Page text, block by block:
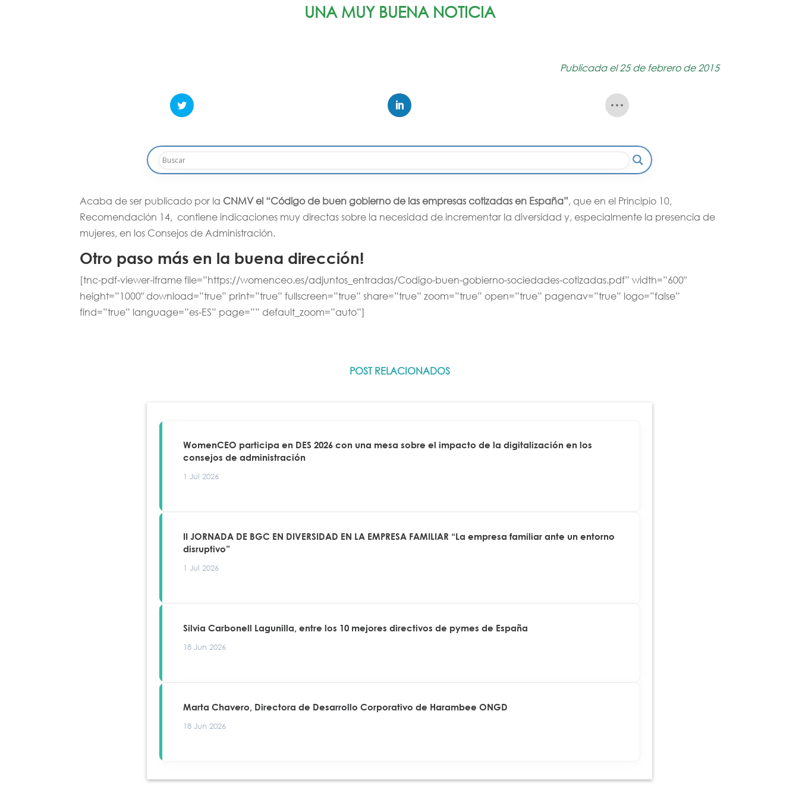
UNA MUY BUENA NOTICIA
Publicada el 25 de febrero de 2015
Acaba de ser publicado por la CNMV el “Código de buen gobierno de las empresas cotizadas en España”, que en el Principio 10,
Recomendación 14, contiene indicaciones muy directas sobre la necesidad de incrementar la diversidad y, especialmente la presencia de
mujeres, en los Consejos de Administración.
Otro paso más en la buena dirección!
[tnc-pdf-viewer-iframe file=”https://womenceo.es/adjuntos_entradas/Codigo-buen-gobierno-sociedades-cotizadas.pdf” width=”600″
height=”1000″ download=”true” print=”true” fullscreen=”true” share=”true” zoom=”true” open=”true” pagenav=”true” logo=”false”
find=”true” language=”es-ES” page=”” default_zoom=”auto”]
POST RELACIONADOS
WomenCEO participa en DES 2026 con una mesa sobre el impacto de la digitalización en los
consejos de administración
1 Jul 2026
II JORNADA DE BGC EN DIVERSIDAD EN LA EMPRESA FAMILIAR “La empresa familiar ante un entorno
disruptivo”
1 Jul 2026
Silvia Carbonell Lagunilla, entre los 10 mejores directivos de pymes de España
18 Jun 2026
Marta Chavero, Directora de Desarrollo Corporativo de Harambee ONGD
18 Jun 2026